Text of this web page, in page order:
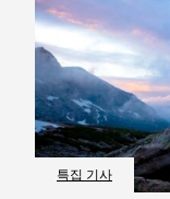
특집 기사